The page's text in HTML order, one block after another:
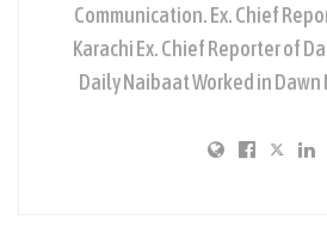
Communication. Ex. Chief
Karachi Ex. Chief Reporter of
Daily Naibaat Worked in Dawn